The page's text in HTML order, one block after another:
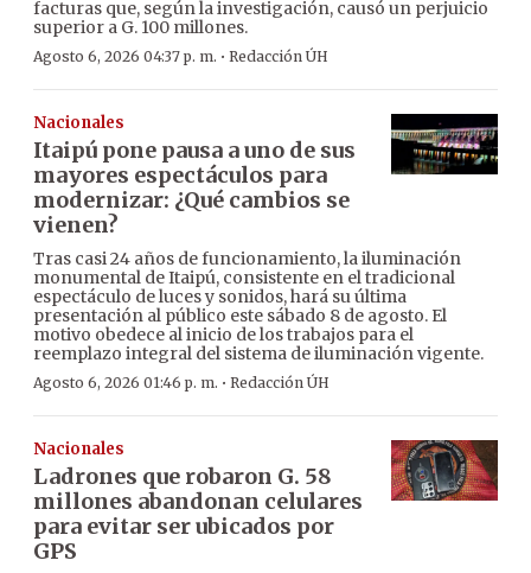
facturas que, según la investigación, causó un perjuicio
superior a G. 100 millones.
Agosto 6, 2026 04:37 p. m. · Redacción ÚH
Nacionales
Itaipú pone pausa a uno de sus
mayores espectáculos para
modernizar: ¿Qué cambios se
vienen?
Tras casi 24 años de funcionamiento, la iluminación
monumental de Itaipú, consistente en el tradicional
espectáculo de luces y sonidos, hará su última
presentación al público este sábado 8 de agosto. El
motivo obedece al inicio de los trabajos para el
reemplazo integral del sistema de iluminación vigente.
Agosto 6, 2026 01:46 p. m. · Redacción ÚH
Nacionales
Ladrones que robaron G. 58
millones abandonan celulares
para evitar ser ubicados por
GPS